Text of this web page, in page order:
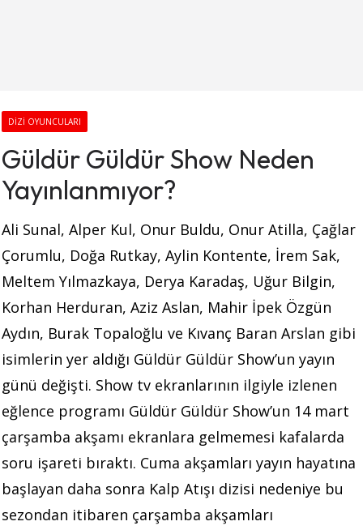
DIZI OYUNCULARI
Güldür Güldür Show Neden
Yayınlanmıyor?
Ali Sunal, Alper Kul, Onur Buldu, Onur Atilla, Çağlar
Çorumlu, Doğa Rutkay, Aylin Kontente, İrem Sak,
Meltem Yılmazkaya, Derya Karadaş, Uğur Bilgin,
Korhan Herduran, Aziz Aslan, Mahir İpek Özgün
Aydın, Burak Topaloğlu ve Kıvanç Baran Arslan gibi
isimlerin yer aldığı Güldür Güldür Show’un yayın
günü değişti. Show tv ekranlarının ilgiyle izlenen
eğlence programı Güldür Güldür Show’un 14 mart
çarşamba akşamı ekranlara gelmemesi kafalarda
soru işareti bıraktı. Cuma akşamları yayın hayatına
başlayan daha sonra Kalp Atışı dizisi nedeniye bu
sezondan itibaren çarşamba akşamları